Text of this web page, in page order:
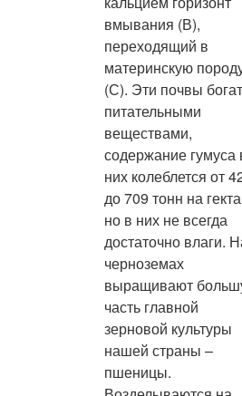
вмывания (В),
переходящий в
материнскую
(С). Эти почвы
питательными
веществами,
содержание гумуса
них колеблется от
до 709 тонн на
но в них не всегда
достаточно влаги.
черноземах
выращивают
часть главной
зерновой культуры
нашей страны –
пшеницы.